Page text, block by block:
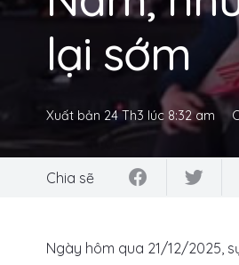
lại sớm
Xuất bản 24 Th3 lúc 8:32 am
Chia sẽ
Ngày hôm qua 21/12/2025,